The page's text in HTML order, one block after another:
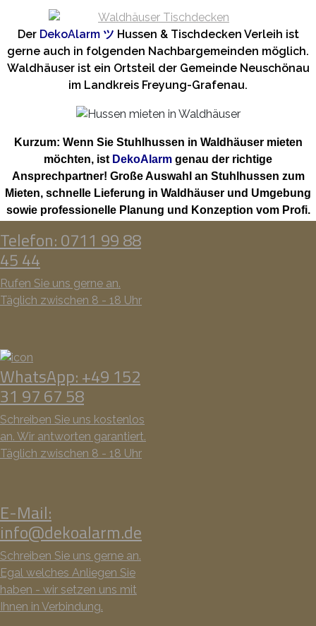
Der DekoAlarm ツ Hussen & Tischdecken Verleih ist
gerne auch in folgenden Nachbargemeinden möglich.
Waldhäuser ist ein Ortsteil der Gemeinde Neuschönau
im Landkreis Freyung-Grafenau.
Kurzum: Wenn Sie Stuhlhussen in Waldhäuser mieten
möchten, ist DekoAlarm genau der richtige
Ansprechpartner! Große Auswahl an Stuhlhussen zum
Mieten, schnelle Lieferung in Waldhäuser und Umgebung
sowie professionelle Planung und Konzeption vom Profi.
Telefon: 0711 99 88
45 44
Rufen Sie uns gerne an.
Täglich zwischen 8 - 18 Uhr
WhatsApp: +49 152
31 97 67 58
Schreiben Sie uns kostenlos
an. Wir antworten garantiert.
Täglich zwischen 8 - 18 Uhr
E-Mail:
info@dekoalarm.de
Schreiben Sie uns gerne an.
Egal welches Anliegen Sie
haben - wir setzen uns mit
Ihnen in Verbindung.